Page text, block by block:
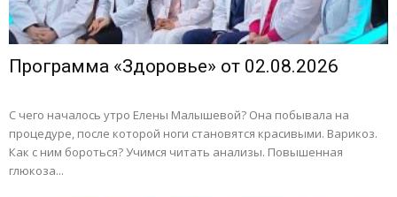
Программа «Здоровье» от 02.08.2026
С чего началось утро Елены Малышевой? Она побывала на
процедуре, после которой ноги становятся красивыми. Варикоз.
Как с ним бороться? Учимся читать анализы. Повышенная
глюкоза...